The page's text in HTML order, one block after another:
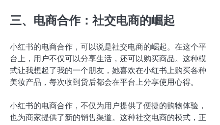
三、电商合作：社交电商的崛起
小红书的电商合作，可以说是社交电商的崛起。在这个平
台上，用户不仅可以分享生活，还可以购买商品。这种模
式让我想起了我的一个朋友，她喜欢在小红书上购买各种
美妆产品，每次收到货后都会在平台上分享使用心得。
小红书的电商合作，不仅为用户提供了便捷的购物体验，
也为商家提供了新的销售渠道。这种社交电商的模式，正